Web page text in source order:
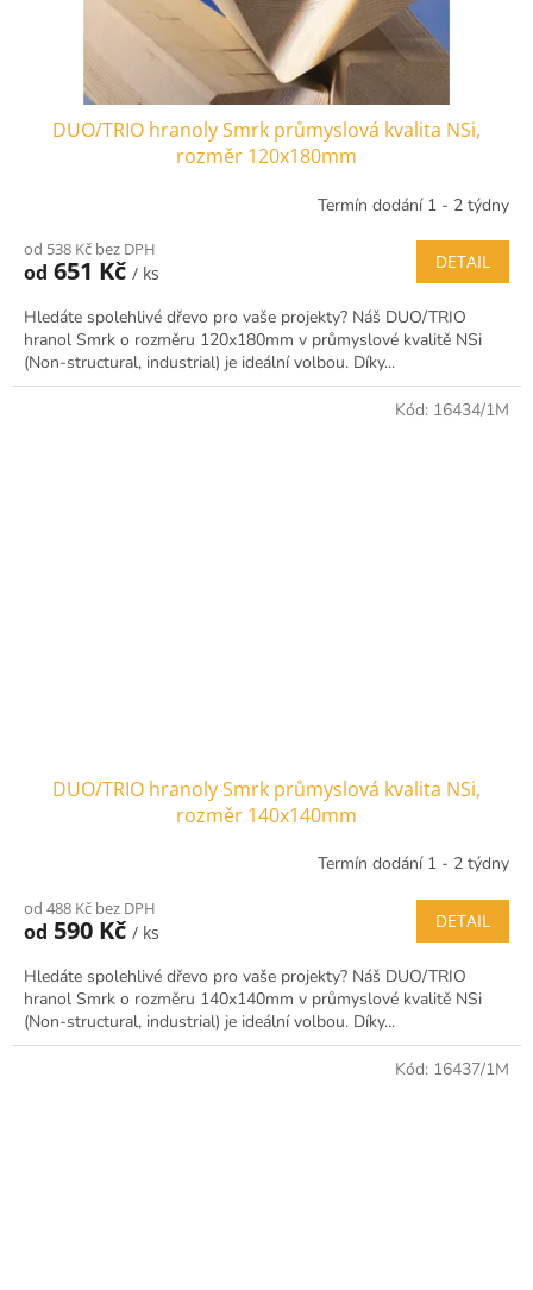
DUO/TRIO hranoly Smrk průmyslová kvalita NSi,
rozměr 120x180mm
Termín dodání 1 - 2 týdny
od 538 Kč bez DPH
od 651 Kč / ks
DETAIL
Hledáte spolehlivé dřevo pro vaše projekty? Náš DUO/TRIO
hranol Smrk o rozměru 120x180mm v průmyslové kvalitě NSi
(Non-structural, industrial) je ideální volbou. Díky...
DUO/TRIO hranoly Smrk průmyslová kvalita NSi,
rozměr 140x140mm
Termín dodání 1 - 2 týdny
od 488 Kč bez DPH
od 590 Kč / ks
DETAIL
Hledáte spolehlivé dřevo pro vaše projekty? Náš DUO/TRIO
hranol Smrk o rozměru 140x140mm v průmyslové kvalitě NSi
(Non-structural, industrial) je ideální volbou. Díky...
Kód: 16434/1M
Kód: 16437/1M